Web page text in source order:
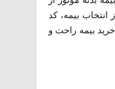
بیمه، کد
بیمه راحت و